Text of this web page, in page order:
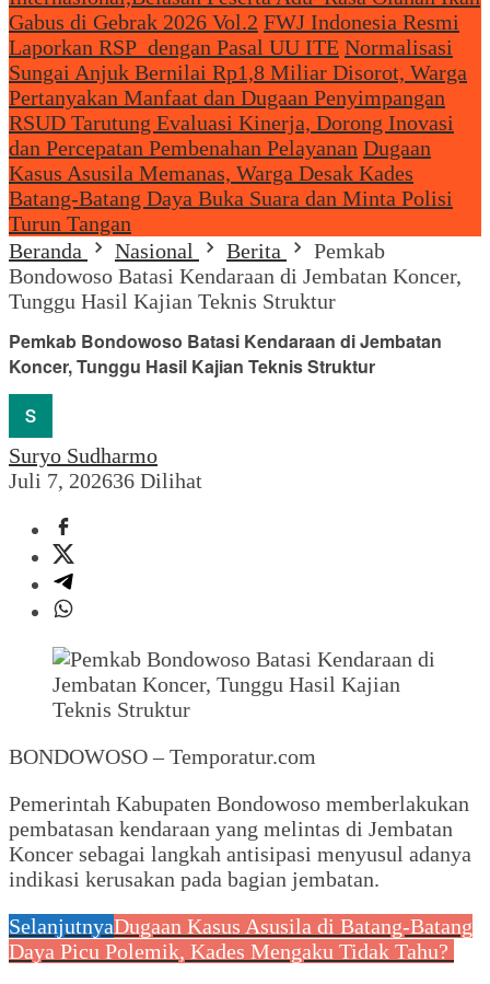
Gabus di Gebrak 2026 Vol.2 FWJ Indonesia Resmi
Laporkan RSP dengan Pasal UU ITE Normalisasi
Sungai Anjuk Bernilai Rp1,8 Miliar Disorot, Warga
Pertanyakan Manfaat dan Dugaan Penyimpangan
RSUD Tarutung Evaluasi Kinerja, Dorong Inovasi
dan Percepatan Pembenahan Pelayanan Dugaan
Kasus Asusila Memanas, Warga Desak Kades
Batang-Batang Daya Buka Suara dan Minta Polisi
Turun Tangan
Beranda
Nasional Berita
Pemkab
Bondowoso Batasi Kendaraan di Jembatan Koncer,
Tunggu Hasil Kajian Teknis Struktur
Pemkab Bondowoso Batasi Kendaraan di Jembatan
Koncer, Tunggu Hasil Kajian Teknis Struktur
Suryo Sudharmo
Juli 7, 202636 Dilihat
BONDOWOSO – Temporatur.com
Pemerintah Kabupaten Bondowoso memberlakukan
pembatasan kendaraan yang melintas di Jembatan
Koncer sebagai langkah antisipasi menyusul adanya
indikasi kerusakan pada bagian jembatan.
SelanjutnyaDugaan Kasus Asusila di Batang-Batang
Daya Picu Polemik, Kades Mengaku Tidak Tahu?